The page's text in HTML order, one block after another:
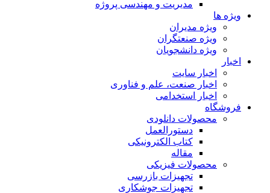
مدیریت و مهندسی پروژه
ویژه ها
ویژه مدیران
ویژه صنعتگران
ویژه دانشجویان
اخبار
اخبار سایت
اخبار صنعت، علم و فناوری
اخبار استخدامی
فروشگاه
محصولات دانلودی
دستورالعمل
کتاب الکترونیکی
مقاله
محصولات فیزیکی
تجهیزات بازرسی
تجهیزات جوشکاری